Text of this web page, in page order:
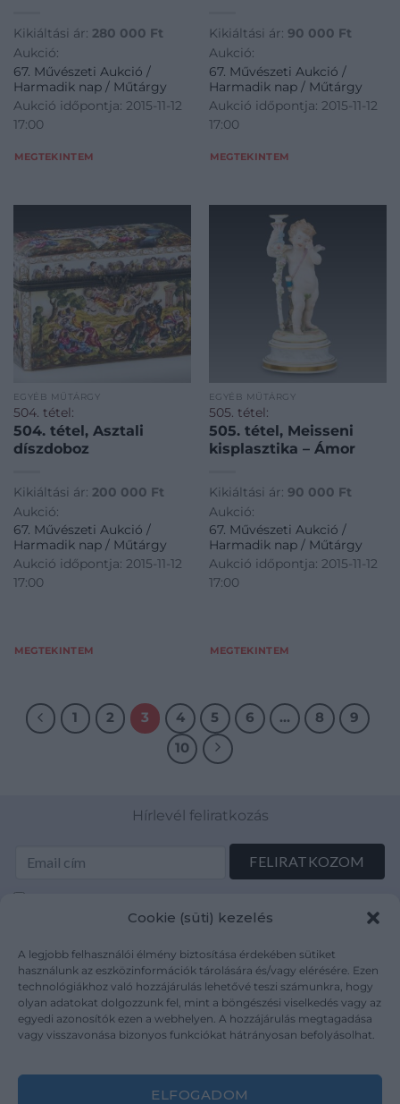
Cookie (süti) kezelés
A legjobb felhasználói élmény biztosítása érdekében sütiket
használunk az eszközinformációk tárolására és/vagy elérésére. Ezen
technológiákhoz való hozzájárulás lehetővé teszi számunkra, hogy
olyan adatokat dolgozzunk fel, mint a böngészési viselkedés vagy az
egyedi azonosítók ezen a webhelyen. A hozzájárulás megtagadása
vagy visszavonása bizonyos funkciókat hátrányosan befolyásolhat.
ELFOGADOM
Kikiáltási ár: 280 000 Ft
Aukció:
67. Művészeti Aukció /
Harmadik nap / Műtárgy
Aukció időpontja: 2015-11-12
17:00
MEGTEKINTEM
Kikiáltási ár: 90 000 Ft
Aukció:
67. Művészeti Aukció /
Harmadik nap / Műtárgy
Aukció időpontja: 2015-11-12
17:00
MEGTEKINTEM
EGYÉB MŰTÁRGY
504. tétel:
504. tétel, Asztali
díszdoboz
Kikiáltási ár: 200 000 Ft
Aukció:
67. Művészeti Aukció /
Harmadik nap / Műtárgy
Aukció időpontja: 2015-11-12
17:00
MEGTEKINTEM
EGYÉB MŰTÁRGY
505. tétel:
505. tétel, Meisseni
kisplasztika – Ámor
Kikiáltási ár: 90 000 Ft
Aukció:
67. Művészeti Aukció /
Harmadik nap / Műtárgy
Aukció időpontja: 2015-11-12
17:00
MEGTEKINTEM
1 2 3 4 5 6 … 8
9
10
Hírlevél feliratkozás
mutargy.com/adatkezelesi-tajekoztato/
Rólunk
Médiaajánlat
Karrier
Kapcsolat
Áraink
ÁSZF
Adatvédelem
Impresszum
Kövesse a műtárgy.com-ot